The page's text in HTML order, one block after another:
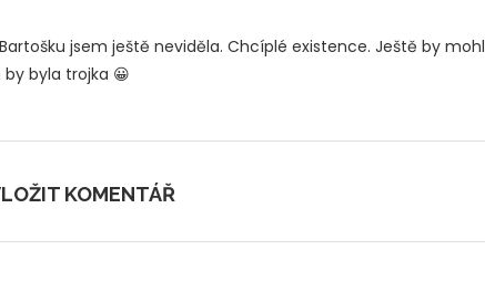
jsem ještě neviděla. Chcíplé existence. Ještě by mohl
byla trojka 😀
KOMENTÁŘ